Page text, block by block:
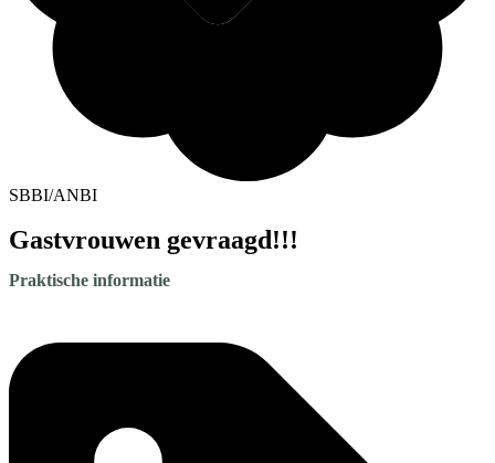
SBBI/ANBI
Gastvrouwen gevraagd!!!
Praktische informatie